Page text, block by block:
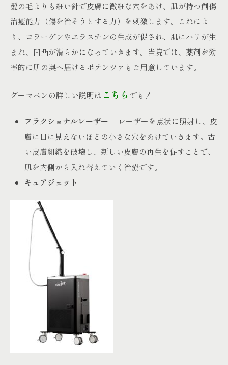
髪の毛よりも細い針で皮膚に微細な穴をあけ、肌が持つ創傷
治癒能力（傷を治そうとする力）を刺激します。これによ
り、コラーゲンやエラスチンの生成が促され、肌にハリが生
まれ、凹凸が滑らかになっていきます。当院では、薬剤を効
率的に肌の奥へ届けるポテンツァもご用意しています。
ダーマペンの詳しい説明は こちら でも！
フラクショナルレーザー レーザーを点状に照射し、皮
膚に目に見えないほどの小さな穴をあけていきます。古
い皮膚組織を破壊し、新しい皮膚の再生を促すことで、
肌を内側から入れ替えていく治療です。
キュアジェット